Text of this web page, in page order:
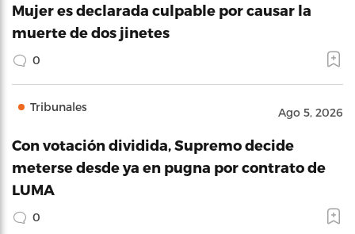
Mujer es declarada culpable por causar la
muerte de dos jinetes
0
Tribunales Ago 5, 2026
Con votación dividida, Supremo decide
meterse desde ya en pugna por contrato de
LUMA
0